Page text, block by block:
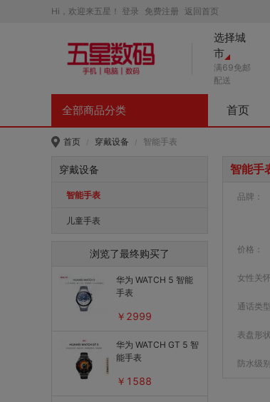
Hi，欢迎来五星！ 登录 免费注册 返回首页
选择城
市
满69免邮
配送
全部商品分类 首页
首页 / 穿戴设备 / 智能手表
穿戴设备
智能手表
儿童手表
浏览了最终购买了
华为 WATCH 5 智能
手表
￥2999
华为 WATCH GT 5 智
能手表
￥1588
智能手
品牌：
价格：
女性关
通话类
表盘形
防水级